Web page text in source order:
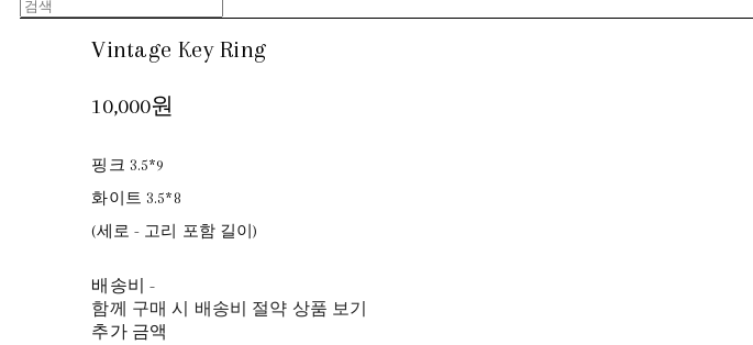
Vintage Key Ring
10,000원
핑크 3.5*9
화이트 3.5*8
(세로 - 고리 포함 길이)
배송비-
함께 구매 시 배송비 절약 상품 보기
추가 금액